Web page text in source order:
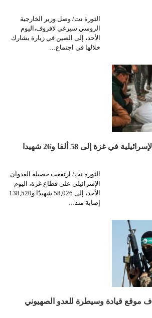
الثورة نت/ وصل وزير الخارجية
الروسي سيرغي لافروف،اليوم
الأحد، إلى الصين في زيارة يشارك
خلالها في اجتماع…
في غزة إلى 58 ألفا و26 شهيدا
الثورة نت/ ارتفعت حصيلة العدوان
الإسرائيلي على قطاع غزة، اليوم
الأحد، إلى 58,026 شهيدًا و138,520
إصابة منذ…
موقع قيادة وسيطرة للعدو الصهيوني